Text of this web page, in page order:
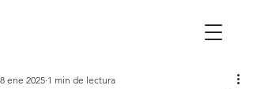
8 ene 2025 1 min de lectura